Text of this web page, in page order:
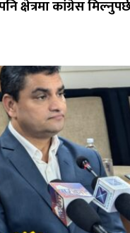
क्षेत्रमा कांग्रेस